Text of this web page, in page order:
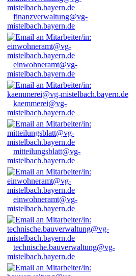
finanzverwaltung@vg-
mistelbach.bayern.de
einwohneramt@vg-
mistelbach.bayern.de
kaemmerei@vg-
mistelbach.bayern.de
mitteilungsblatt@vg-
mistelbach.bayern.de
einwohneramt@vg-
mistelbach.bayern.de
technische.bauverwaltung@vg-
mistelbach.bayern.de